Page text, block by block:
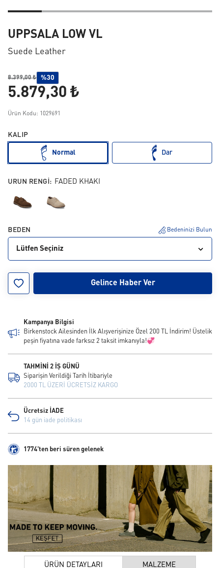
UPPSALA LOW VL
Suede Leather
8.399,00 ₺ %30
5.879,30 ₺
Ürün Kodu: 1029691
KALIP
Normal Dar
URUN RENGI: FADED KHAKI
BEDEN Bedeninizi Bulun
Lütfen Seçiniz
45 46
Gelince Haber Ver
Kampanya Bilgisi
Birkenstock Ailesinden İlk Alışverişinize Özel 200 TL İndirim! Üstelik
peşin fiyatına vade farksız 2 taksit imkanıyla!💞
TAHMİNİ 2 İŞ GÜNÜ
Siparişin Verildiği Tarih İtibariyle
2000 TL ÜZERİ ÜCRETSİZ KARGO
Ücretsiz İADE
14 gün iade politikası
1774'ten beri süren gelenek
ÜRÜN DETAYLARI MALZEME